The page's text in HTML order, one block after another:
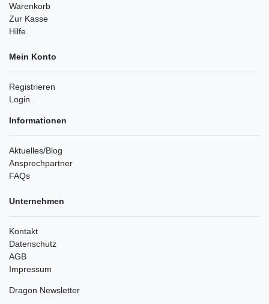
Warenkorb
Zur Kasse
Hilfe
Mein Konto
Registrieren
Login
Informationen
Aktuelles/Blog
Ansprechpartner
FAQs
Unternehmen
Kontakt
Datenschutz
AGB
Impressum
Dragon Newsletter